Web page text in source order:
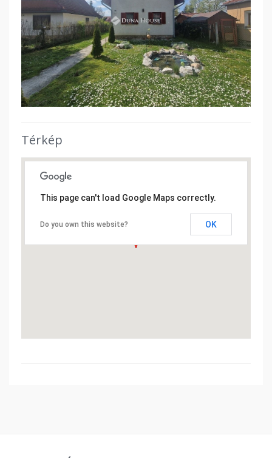
Térkép
This page can't load Google Maps correctly.
Do you own this website? OK